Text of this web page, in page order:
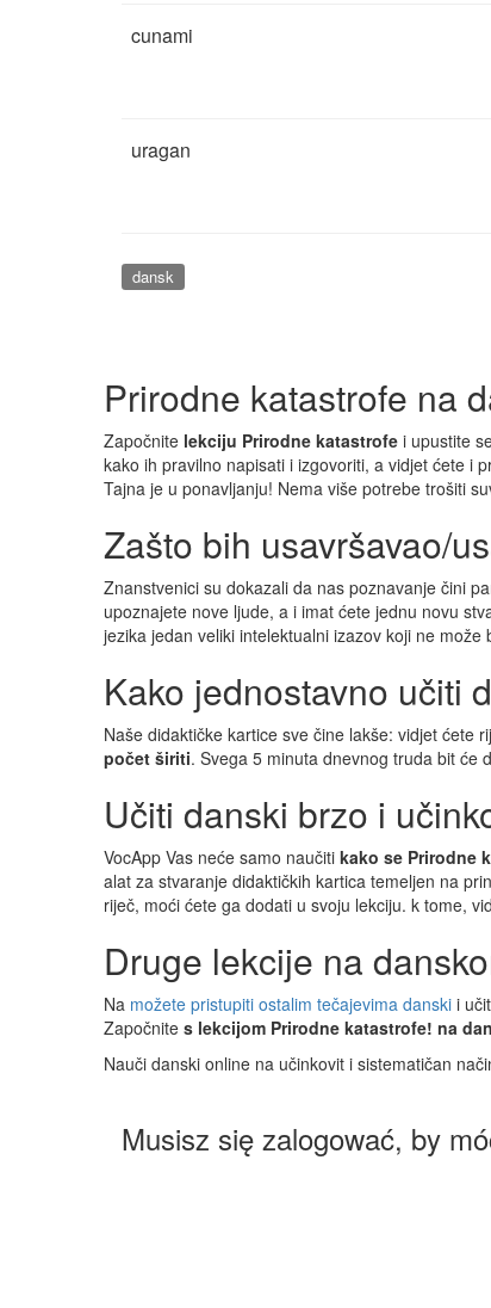
cunami
uragan
dansk
Prirodne katastrofe na
Započnite lekciju Prirodne katastrofe i upustite
kako ih pravilno napisati i izgovoriti, a vidjet ćete i
Tajna je u ponavljanju! Nema više potrebe trošiti
Zašto bih usavršavao/
Znanstvenici su dokazali da nas poznavanje čini
upoznajete nove ljude, a i imat ćete jednu novu
jezika jedan veliki intelektualni izazov koji ne može
Kako jednostavno učiti
Naše didaktičke kartice sve čine lakše: vidjet ćete
počet širiti. Svega 5 minuta dnevnog truda bit će
Učiti danski brzo i
VocApp Vas neće samo naučiti kako se Prirodne
alat za stvaranje didaktičkih kartica temeljen na
riječ, moći ćete ga dodati u svoju lekciju. k tome,
Druge lekcije na
Na možete pristupiti ostalim tečajevima danski i
Započnite s lekcijom Prirodne katastrofe! na
Nauči danski online na učinkovit i sistematičan
Musisz się zalogować, by